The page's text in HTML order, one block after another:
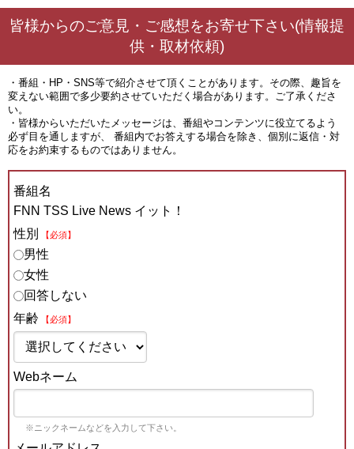
皆様からのご意見・ご感想をお寄せ下さい(情報提
供・取材依頼)
・番組・HP・SNS等で紹介させて頂くことがあります。その際、趣旨を
変えない範囲で多少要約させていただく場合があります。ご了承くださ
い。
・皆様からいただいたメッセージは、番組やコンテンツに役立てるよう
必ず目を通しますが、 番組内でお答えする場合を除き、個別に返信・対
応をお約束するものではありません。
番組名
FNN TSS Live News イット！
性別
【必須】
男性
女性
回答しない
年齢
【必須】
Webネーム
※ニックネームなどを入力して下さい。